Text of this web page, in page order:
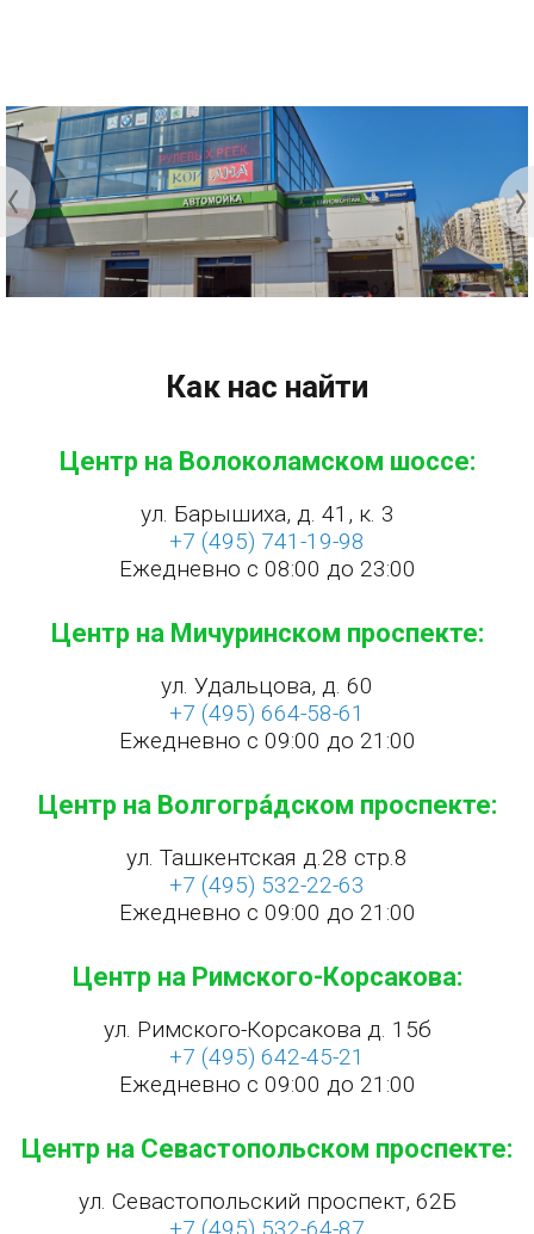
Как нас найти
Центр на Волоколамском шоссе:
ул. Барышиха, д. 41, к. 3
+7 (495) 741-19-98
Ежедневно с 08:00 до 23:00
Центр на Мичуринском проспекте:
ул. Удальцова, д. 60
+7 (495) 664-58-61
Ежедневно с 09:00 до 21:00
Центр на Волгогра́дском проспекте:
ул. Ташкентская д.28 стр.8
+7 (495) 532-22-63
Ежедневно с 09:00 до 21:00
Центр на Римского-Корсакова:
ул. Римского-Корсакова д. 15б
+7 (495) 642-45-21
Ежедневно с 09:00 до 21:00
Центр на Севастопольском проспекте:
ул. Севастопольский проспект, 62Б